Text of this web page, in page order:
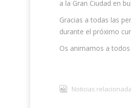
a la Gran Ciudad en
Gracias a todas las
durante el próximo
Os animamos a
Noticias